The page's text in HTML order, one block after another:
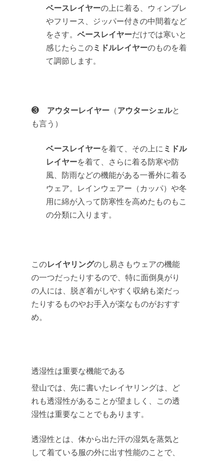
ベースレイヤーの上に着る、ウィンブレ
やフリース、ジッパー付きの中間着など
をさす。ベースレイヤーだけでは寒いと
感じたらこのミドルレイヤーのものを着
て調節します。
❸ アウターレイヤー （アウターシェルと
も言う）
ベースレイヤーを着て、その上に ミドル
レイヤーを着て、さらに着る防寒や防
風、防雨などの機能がある一番外に着る
ウェア。レインウェアー（カッパ）や冬
用に綿が入って防寒性を高めたものもこ
の分類に入ります。
このレイヤリングのし易さもウェアの機能
の一つだったりするので、特に面倒臭がり
の人には、脱ぎ着がしやすく収納も楽だっ
たりするものやお手入が楽なものがおすす
め。
透湿性は重要な機能である
登山では、先に書いたレイヤリングは、ど
れも透湿性があることが望ましく、この透
湿性は重要なことでもあります。
透湿性とは、体から出た汗の湿気を蒸気と
して着ている服の外に出す性能のことで、